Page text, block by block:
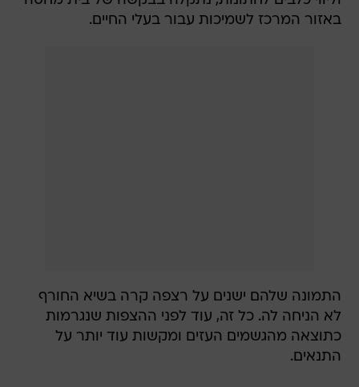
באזור המרכז לשמיכות עבור בעלי החיים.
התמונה שלהם ישנים על רצפה קרה בשיא החורף
לא הניחה לה. כל זה, עוד לפני ההצפות שנגרמות
כתוצאה מהגשמים העזים ומקשות עוד יותר על
התנאים.